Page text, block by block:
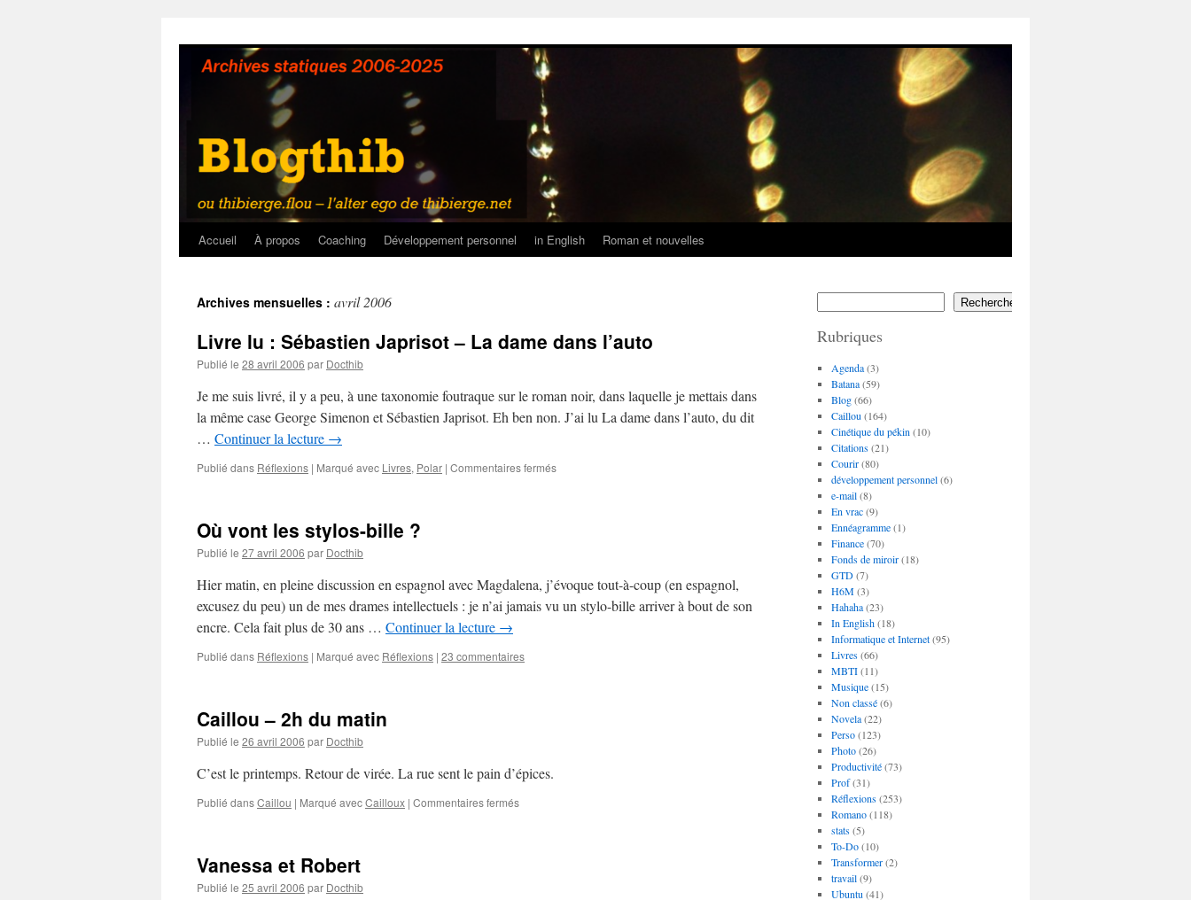
contenu
Accueil À propos Coaching Développement personnel in English Roman et nouvelles
Archives mensuelles : avril 2006
Livre lu : Sébastien Japrisot – La dame dans l’auto
Publié le 28 avril 2006 par Docthib
Je me suis livré, il y a peu, à une taxonomie foutraque sur le roman noir, dans laquelle je mettais dans
la même case George Simenon et Sébastien Japrisot. Eh ben non. J’ai lu La dame dans l’auto, du dit
… Continuer la lecture →
Publié dans Réflexions | Marqué avec Livres, Polar | Commentaires ferméssur
La
dame
dans
Où vont les stylos-bille ?
Publié le 27 avril 2006 par Docthib
Hier matin, en pleine discussion en espagnol avec Magdalena, j’évoque tout-à-coup (en espagnol,
excusez du peu) un de mes drames intellectuels : je n’ai jamais vu un stylo-bille arriver à bout de son
encre. Cela fait plus de 30 ans … Continuer la lecture →
Publié dans Réflexions | Marqué avec Réflexions | 23 commentaires
Caillou – 2h du matin
Publié le 26 avril 2006 par Docthib
C’est le printemps. Retour de virée. La rue sent le pain d’épices.
Publié dansCaillou | Marqué avecCailloux | Commentaires ferméssur
Vanessa et Robert
Publié le 25 avril 2006 par Docthib
Rechercher
Rubriques
Agenda(3)
Batana(59)
Blog(66)
Caillou (164)
Cinétique du pékin (10)
Citations(21)
Courir(80)
développement personnel(6)
e-mail(8)
En vrac(9)
Ennéagramme(1)
Finance(70)
Fonds de miroir(18)
GTD(7)
H6M(3)
Hahaha(23)
In English(18)
Informatique et Internet(95)
Livres(66)
MBTI(11)
Musique(15)
Non classé(6)
Novela(22)
Perso(123)
Photo(26)
Productivité(73)
Prof(31)
Réflexions(253)
Romano(118)
stats(5)
To-Do(10)
Transformer(2)
travail(9)
Ubuntu (41)